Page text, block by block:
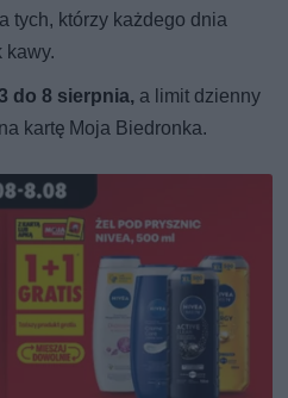
tych, którzy każdego dnia
kawy.
do 8 sierpnia, a limit dzienny
kartę Moja Biedronka.